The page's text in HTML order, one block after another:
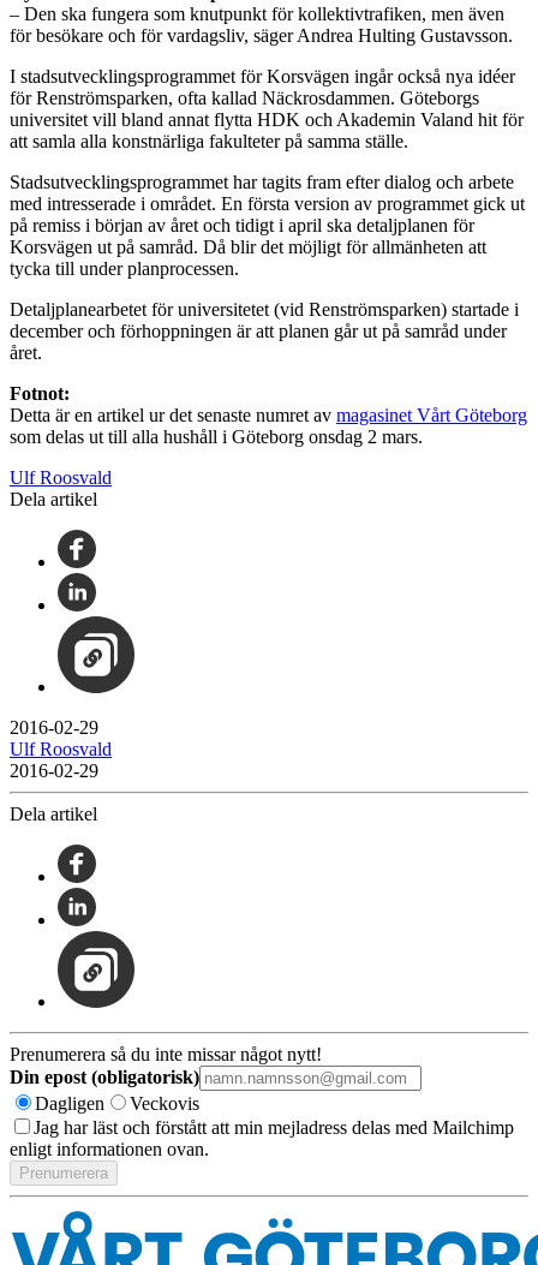
– Den ska fungera som knutpunkt för kollektivtrafiken, men även
för besökare och för vardagsliv, säger Andrea Hulting Gustavsson.
I stadsutvecklingsprogrammet för Korsvägen ingår också nya idéer
för Renströmsparken, ofta kallad Näckrosdammen. Göteborgs
universitet vill bland annat flytta HDK och Akademin Valand hit för
att samla alla konstnärliga fakulteter på samma ställe.
Stadsutvecklingsprogrammet har tagits fram efter dialog och arbete
med intresserade i området. En första version av programmet gick ut
på remiss i början av året och tidigt i april ska detaljplanen för
Korsvägen ut på samråd. Då blir det möjligt för allmänheten att
tycka till under planprocessen.
Detaljplanearbetet för universitetet (vid Renströmsparken) startade i
december och förhoppningen är att planen går ut på samråd under
året.
Fotnot:
Detta är en artikel ur det senaste numret av magasinet Vårt Göteborg
som delas ut till alla hushåll i Göteborg onsdag 2 mars.
Ulf Roosvald
Dela artikel
2016-02-29
Ulf Roosvald
2016-02-29
Dela artikel
Prenumerera så du inte missar något nytt!
Din epost (obligatorisk)
Dagligen
Veckovis
Jag har läst och förstått att min mejladress delas med Mailchimp
enligt informationen ovan.